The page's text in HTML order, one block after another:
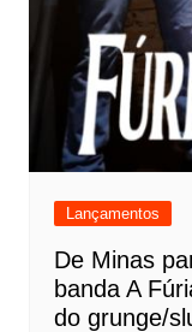
Lançamentos
De Minas
banda A
do grunge/